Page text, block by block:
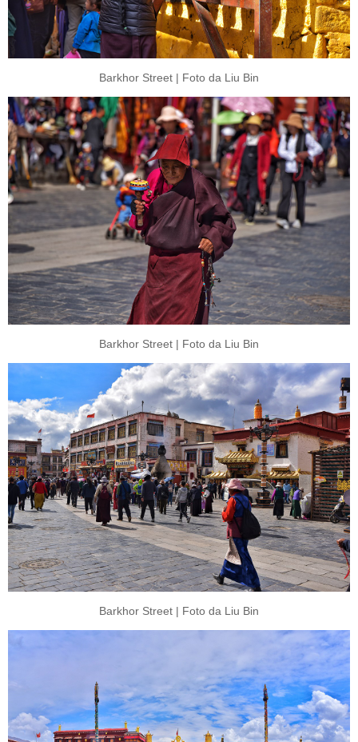
Barkhor Street | Foto da Liu Bin
Barkhor Street | Foto da Liu Bin
Barkhor Street | Foto da Liu Bin